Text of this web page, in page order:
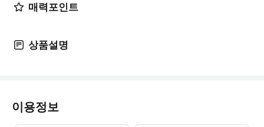
매력포인트
상품설명
이용정보